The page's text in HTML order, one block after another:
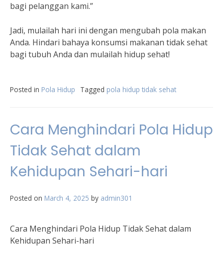
bagi pelanggan kami.”
Jadi, mulailah hari ini dengan mengubah pola makan
Anda. Hindari bahaya konsumsi makanan tidak sehat
bagi tubuh Anda dan mulailah hidup sehat!
Posted in Pola Hidup Tagged pola hidup tidak sehat
Cara Menghindari Pola Hidup
Tidak Sehat dalam
Kehidupan Sehari-hari
Posted on March 4, 2025 by admin301
Cara Menghindari Pola Hidup Tidak Sehat dalam
Kehidupan Sehari-hari